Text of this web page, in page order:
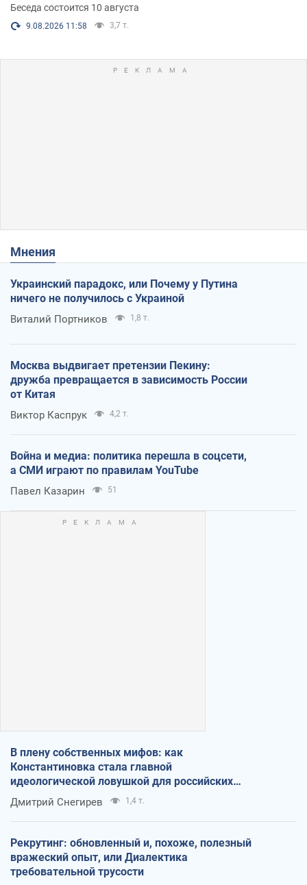
Беседа состоится 10 августа
9.08.2026 11:58 3,7 т.
Мнения
Украинский парадокс, или Почему у Путина
ничего не получилось с Украиной
Виталий Портников 1,8 т.
Москва выдвигает претензии Пекину:
дружба превращается в зависимость России
от Китая
Виктор Каспрук 4,2 т.
Война и медиа: политика перешла в соцсети,
а СМИ играют по правилам YouTube
Павел Казарин 51
В плену собственных мифов: как
Константиновка стала главной
идеологической ловушкой для российских
оккупантов
Дмитрий Снегирев 1,4 т.
Рекрутинг: обновленный и, похоже, полезный
вражеский опыт, или Диалектика
требовательной трусости